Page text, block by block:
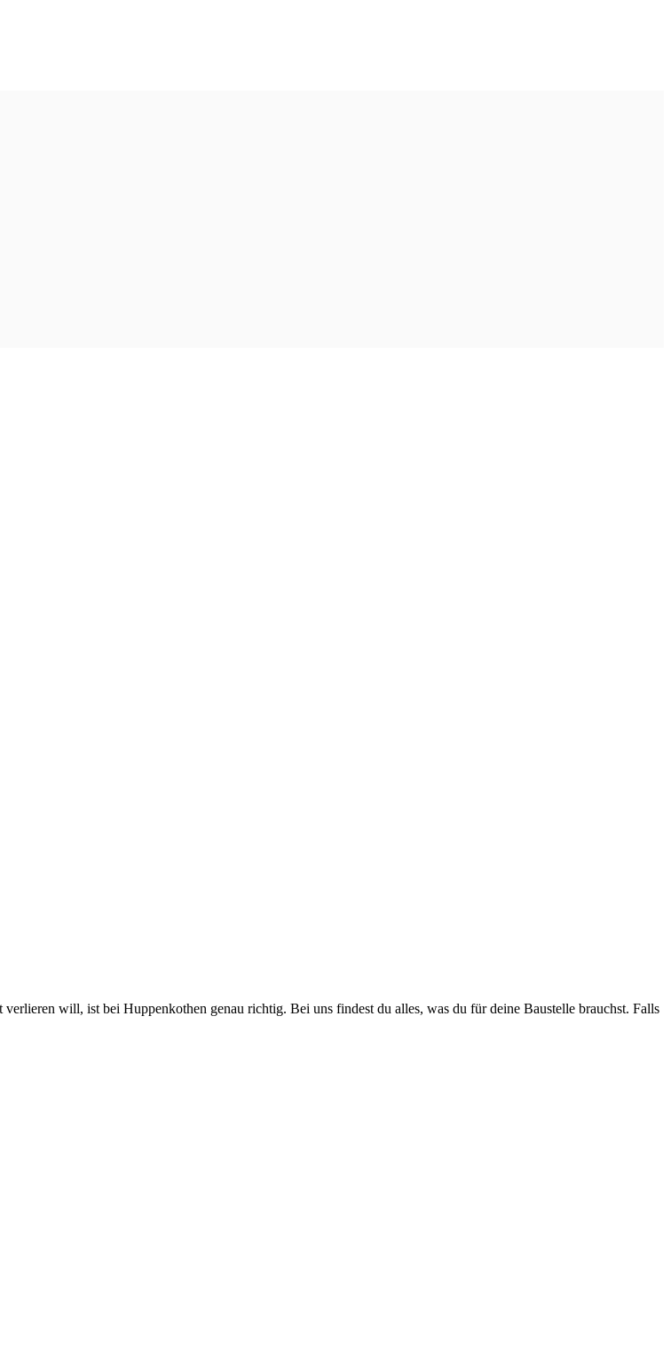
will, ist bei Huppenkothen genau richtig. Bei uns findest du alles, was du für deine Baustelle brauchst. Falls